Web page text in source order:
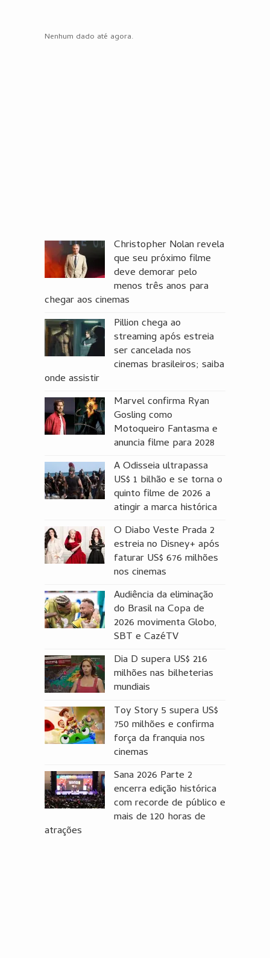
Nenhum dado até agora.
Christopher Nolan revela
que seu próximo filme
deve demorar pelo
menos três anos para
chegar aos cinemas
Pillion chega ao
streaming após estreia
ser cancelada nos
cinemas brasileiros; saiba
onde assistir
Marvel confirma Ryan
Gosling como
Motoqueiro Fantasma e
anuncia filme para 2028
A Odisseia ultrapassa
US$ 1 bilhão e se torna o
quinto filme de 2026 a
atingir a marca histórica
O Diabo Veste Prada 2
estreia no Disney+ após
faturar US$ 676 milhões
nos cinemas
Audiência da eliminação
do Brasil na Copa de
2026 movimenta Globo,
SBT e CazéTV
Dia D supera US$ 216
milhões nas bilheterias
mundiais
Toy Story 5 supera US$
750 milhões e confirma
força da franquia nos
cinemas
Sana 2026 Parte 2
encerra edição histórica
com recorde de público e
mais de 120 horas de
atrações